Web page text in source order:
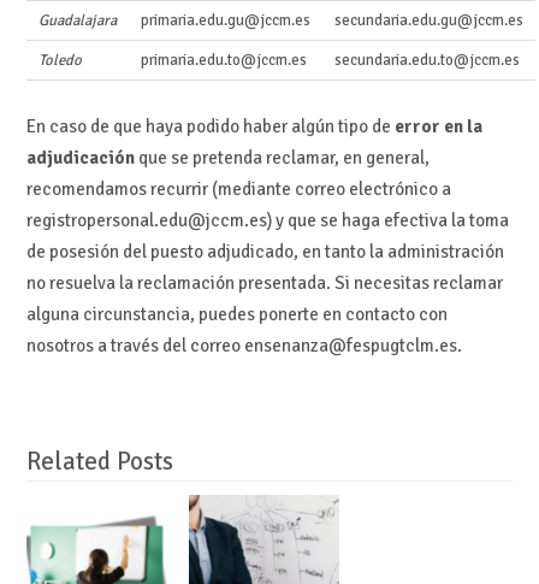
Guadalajara primaria.edu.gu@jccm.es secundaria.edu.gu@jccm.es
Toledo primaria.edu.to@jccm.es secundaria.edu.to@jccm.es
En caso de que haya podido haber algún tipo de error en la
adjudicaciónque se pretenda reclamar, en general,
recomendamos recurrir (mediante correo electrónico a
registropersonal.edu@jccm.es) y que se haga efectiva la toma
de posesión del puesto adjudicado, en tanto la administración
no resuelva la reclamación presentada. Si necesitas reclamar
alguna circunstancia, puedes ponerte en contacto con
nosotros a través del correo ensenanza@fespugtclm.es.
Related Posts